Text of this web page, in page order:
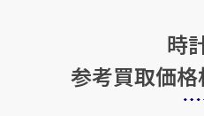
時
参考買取価